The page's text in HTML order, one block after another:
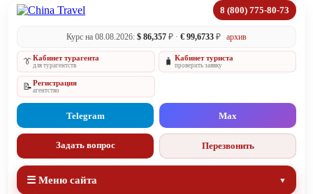
8 (800) 775-80-73
Курс на 08.08.2026: $ 86,357 ₽ · € 99,6733 ₽ архив
👔Кабинет турагента
для турагентств 🧳 Кабинет туриста
проверить заявку
📝Регистрация
агентство
Telegram Max
Задать вопрос Перезвонить
☰ Меню сайта